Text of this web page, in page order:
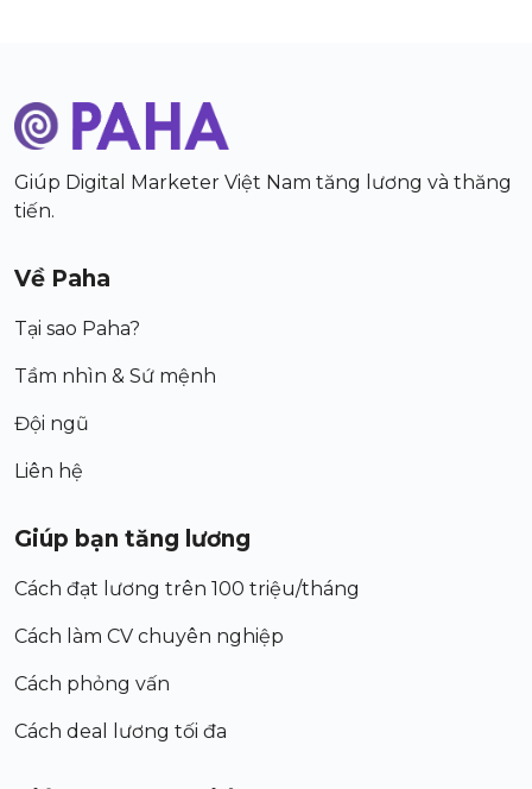
Giúp Digital Marketer Việt Nam tăng lương và thăng
tiến.
Về Paha
Tại sao Paha?
Tầm nhìn & Sứ mệnh
Đội ngũ
Liên hệ
Giúp bạn tăng lương
Cách đạt lương trên 100 triệu/tháng
Cách làm CV chuyên nghiệp
Cách phỏng vấn
Cách deal lương tối đa